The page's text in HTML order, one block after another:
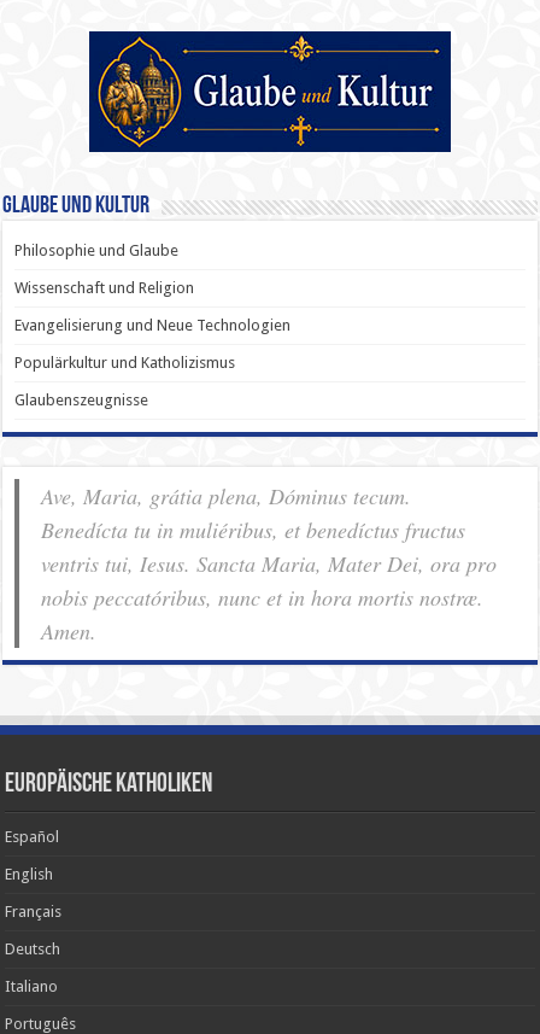
Glaube und Kultur
Philosophie und Glaube
Wissenschaft und Religion
Evangelisierung und Neue Technologien
Populärkultur und Katholizismus
Glaubenszeugnisse
Ave, Maria, grátia plena, Dóminus tecum.
Benedícta tu in muliéribus, et benedíctus fructus
ventris tui, Iesus. Sancta Maria, Mater Dei, ora pro
nobis pec­ca­tóribus, nunc et in hora mortis nostræ.
Amen.
Europäische Katholiken
Español
English
Français
Deutsch
Italiano
Português